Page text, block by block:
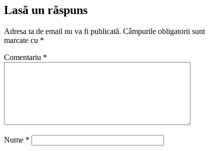
Lasă un răspuns
Adresa ta de email nu va fi publicată. Câmpurile obligatorii sunt
marcate cu *
Comentariu *
Nume *